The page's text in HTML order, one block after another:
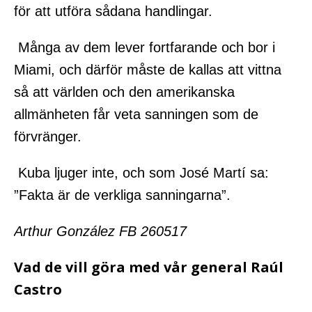
för att utföra sådana handlingar.
Många av dem lever fortfarande och bor i
Miami, och därför måste de kallas att vittna
så att världen och den amerikanska
allmänheten får veta sanningen som de
förvränger.
Kuba ljuger inte, och som José Martí sa:
”Fakta är de verkliga sanningarna”.
Arthur González FB 260517
Vad de vill göra med vår general Raúl
Castro